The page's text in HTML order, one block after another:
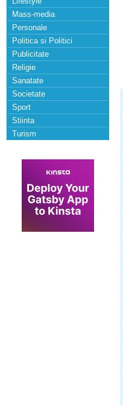
Mass-media
Personale
Politica si Politici
Publicitate
Religie
Sanatate
Societate
Sport
Stiinta
Turism